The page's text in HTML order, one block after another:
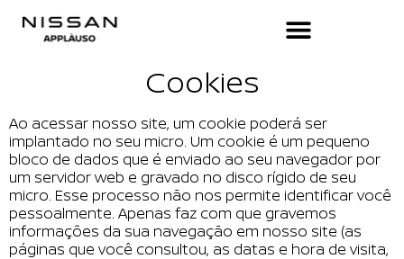
Cookies
Ao acessar nosso site, um cookie poderá ser
implantado no seu micro. Um cookie é um pequeno
bloco de dados que é enviado ao seu navegador por
um servidor web e gravado no disco rígido de seu
micro. Esse processo não nos permite identificar você
pessoalmente. Apenas faz com que gravemos
informações da sua navegação em nosso site (as
páginas que você consultou, as datas e hora de visita,